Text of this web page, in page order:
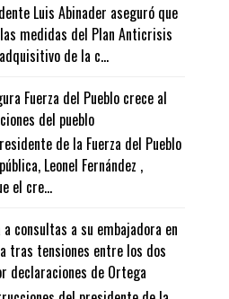
Luis Abinader aseguró que
medidas del Plan Anticrisis
de la c...
Fuerza del Pueblo crece al
del pueblo
de la Fuerza del Pueblo
Leonel Fernández ,
el cre...
a consultas a su embajadora en
tras tensiones entre los dos
declaraciones de Ortega